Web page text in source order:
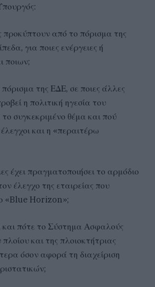
προκύπτουν από το πόρισμα της
για ποιες ενέργειες ή
ποιων;
της ΕΔΕ, σε ποιες άλλες
η πολιτική ηγεσία του
συγκεκριμένο θέμα και πού
και η «περαιτέρω
έχει πραγματοποιήσει το αρμόδιο
έλεγχο της εταιρείας που
«Blue Horizon»;
και πότε το Σύστημα Ασφαλούς
πλοίου και της πλοιοκτήτριας
όσον αφορά τη διαχείριση